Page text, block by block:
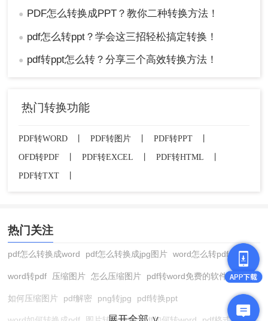
● PDF怎么转换成PPT？教你二种转换方法！
● pdf怎么转ppt？学会这三招轻松搞定转换！
● pdf转ppt怎么转？分享三个高效转换方法！
热门转换功能
PDF转WORD PDF转图片 PDF转PPT
OFD转PDF
PDF转EXCEL PDF转HTML
PDF转TXT
丨
热门关注
pdf怎么转换成word pdf怎么转换成jpg图片 word怎么转pdf
word转pdf 压缩图片 怎么压缩图片 pdf转word免费的软件
如何压缩图片 pdf解密 png转jpg pdf转换ppt